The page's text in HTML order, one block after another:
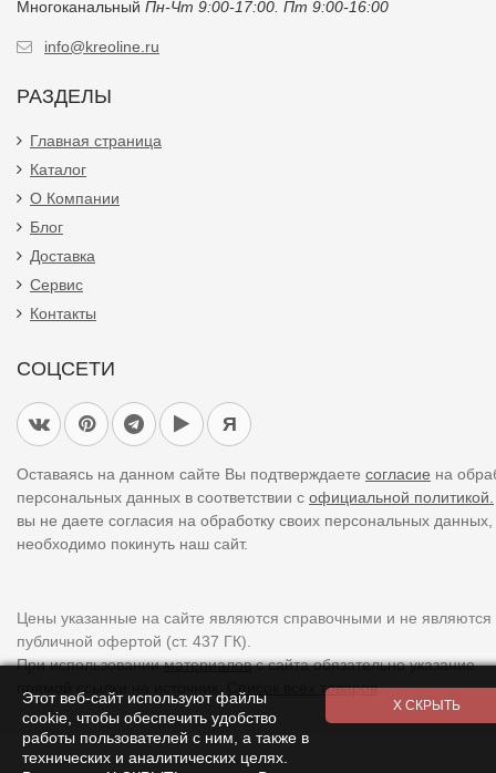
Многоканальный Пн-Чт 9:00-17:00. Пт 9:00-16:00
info@kreoline.ru
РАЗДЕЛЫ
Главная страница
Каталог
О Компании
Блог
Доставка
Сервис
Контакты
СОЦСЕТИ
Я
Оставаясь на данном сайте Вы подтверждаете согласие на
персональных данных в соответствии с официальной политикой.
вы не даете согласия на обработку своих персональных
необходимо покинуть наш сайт.
Цены указанные на сайте являются справочными и не являются
публичной офертой (ст. 437 ГК).
При использованииматериаловс сайта обязательно указание
Список всех товаров
Этот веб-сайт используют файлы
cookie, чтобы обеспечить удобство
работы пользователей с ним, а также в
технических и аналитических целях.